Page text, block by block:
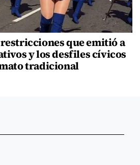
que emitió a
y los desfiles cívicos
tradicional